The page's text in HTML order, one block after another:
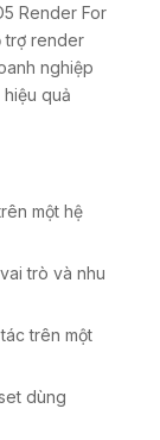
Render For
trợ render
nghiệp
quả
một hệ
trò và nhu
trên một
dùng